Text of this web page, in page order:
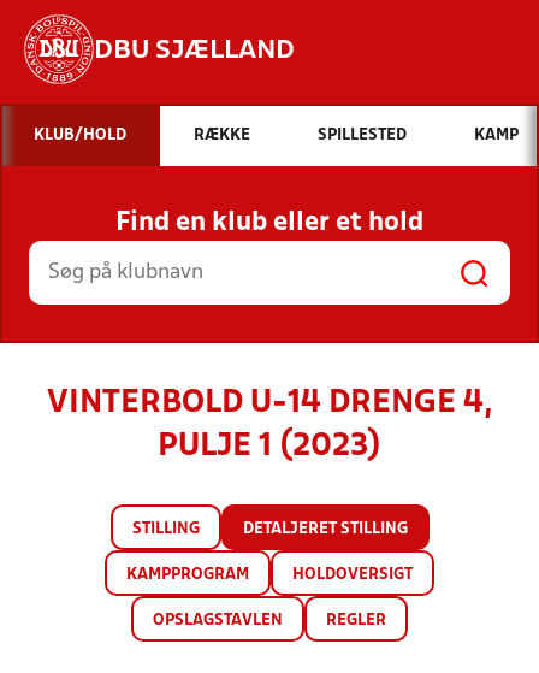
DBU SJÆLLAND
Hvad vil du søge efter?
INDHOLD OG NYHEDER
STILLINGER, RESULTATER, KLUBBER OG
HOLD
KLUB/HOLD RÆKKE SPILLESTED KAMP
Find en klub eller et hold
VINTERBOLD U-14 DRENGE 4,
PULJE 1 (2023)
STILLING DETALJERET STILLING
KAMPPROGRAM HOLDOVERSIGT
OPSLAGSTAVLEN REGLER